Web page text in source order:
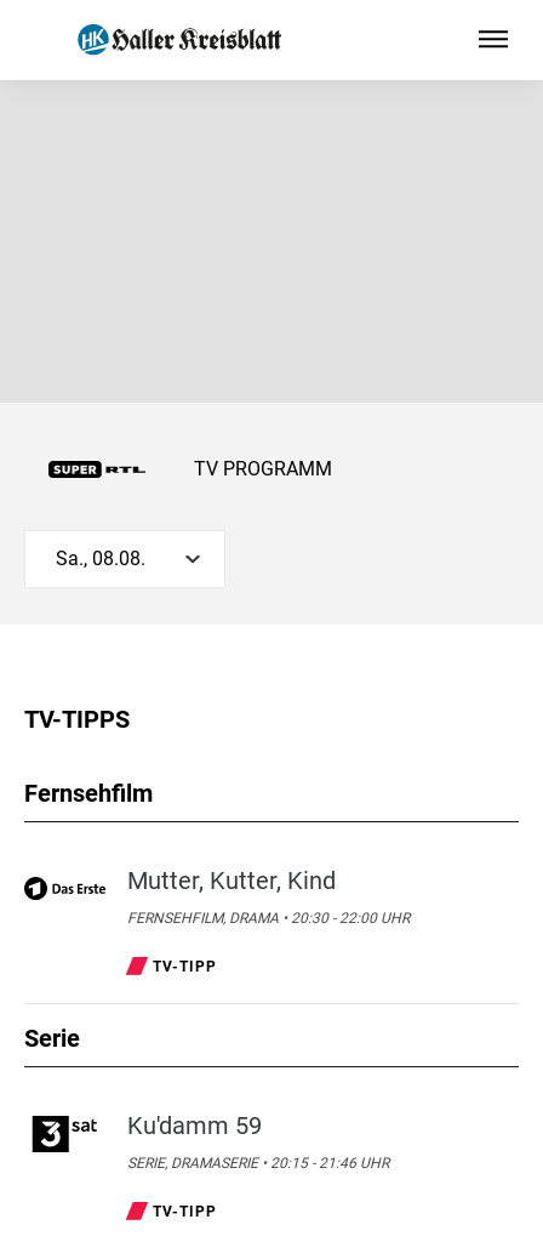
TV PROGRAMM
Sa., 08.08.
TV-TIPPS
Fernsehfilm
Mutter, Kutter, Kind
FERNSEHFILM, DRAMA • 20:30 - 22:00 UHR
TV-TIPP
Serie
Ku'damm 59
SERIE, DRAMASERIE • 20:15 - 21:46 UHR
TV-TIPP